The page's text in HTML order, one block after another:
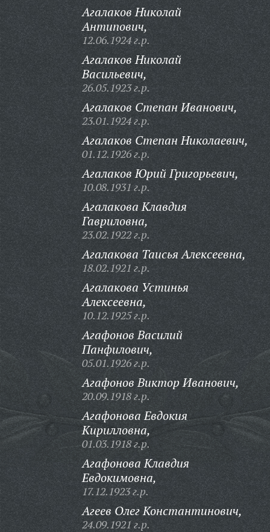
Агалаков Николай
Антипович,
12.06.1924 г.р.
Агалаков Николай
Васильевич,
26.05.1923 г.р.
Агалаков Степан Иванович,
23.01.1924 г.р.
Агалаков Степан Николаевич,
01.12.1926 г.р.
Агалаков Юрий Григорьевич,
10.08.1931 г.р.
Агалакова Клавдия
Гавриловна,
23.02.1922 г.р.
Агалакова Таисья Алексеевна,
18.02.1921 г.р.
Агалакова Устинья
Алексеевна,
10.12.1925 г.р.
Агафонов Василий
Панфилович,
05.01.1926 г.р.
Агафонов Виктор Иванович,
20.09.1918 г.р.
Агафонова Евдокия
Кирилловна,
01.03.1918 г.р.
Агафонова Клавдия
Евдокимовна,
17.12.1923 г.р.
Агеев Олег Константинович,
24.09.1921 г.р.